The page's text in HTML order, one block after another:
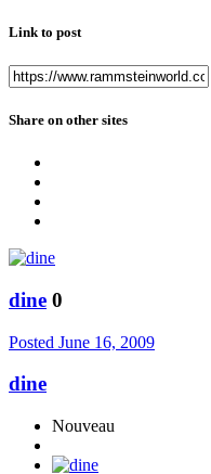
Link to post
Share on other sites
dine 0
Posted June 16, 2009
dine
Nouveau